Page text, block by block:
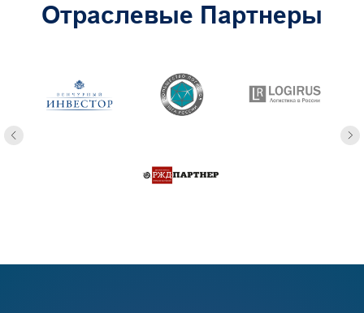
Отраслевые Партнеры